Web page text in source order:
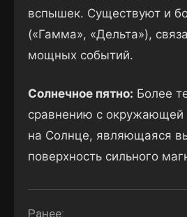
вспышек. Существуют и
(«Гамма», «Дельта»),
мощных событий.
Солнечное пятно: Более
сравнению с окружающей
на Солнце, являющаяся
поверхность сильного
Ранее: